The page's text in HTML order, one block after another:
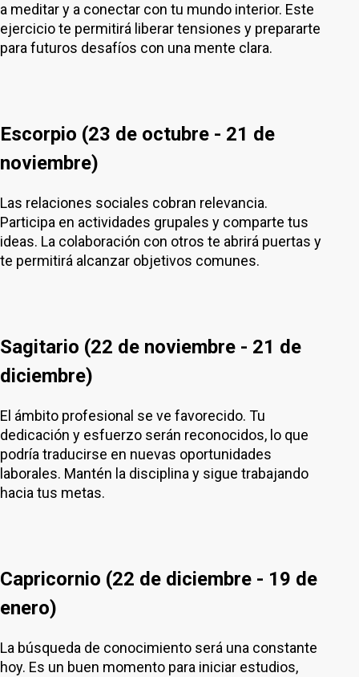
a meditar y a conectar con tu mundo interior. Este
ejercicio te permitirá liberar tensiones y prepararte
para futuros desafíos con una mente clara.
Escorpio (23 de octubre - 21 de
noviembre)
Las relaciones sociales cobran relevancia.
Participa en actividades grupales y comparte tus
ideas. La colaboración con otros te abrirá puertas y
te permitirá alcanzar objetivos comunes.
Sagitario (22 de noviembre - 21 de
diciembre)
El ámbito profesional se ve favorecido. Tu
dedicación y esfuerzo serán reconocidos, lo que
podría traducirse en nuevas oportunidades
laborales. Mantén la disciplina y sigue trabajando
hacia tus metas.
Capricornio (22 de diciembre - 19 de
enero)
La búsqueda de conocimiento será una constante
hoy. Es un buen momento para iniciar estudios,